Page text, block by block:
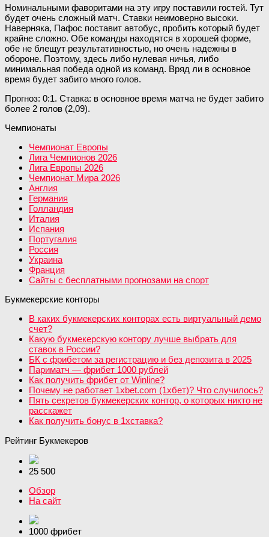
Номинальными фаворитами на эту игру поставили гостей. Тут
будет очень сложный матч. Ставки неимоверно высоки.
Наверняка, Пафос поставит автобус, пробить который будет
крайне сложно. Обе команды находятся в хорошей форме,
обе не блещут результативностью, но очень надежны в
обороне. Поэтому, здесь либо нулевая ничья, либо
минимальная победа одной из команд. Вряд ли в основное
время будет забито много голов.
Прогноз: 0:1. Ставка: в основное время матча не будет забито
более 2 голов (2,09).
Чемпионаты
Чемпионат Европы
Лига Чемпионов 2026
Лига Европы 2026
Чемпионат Мира 2026
Англия
Германия
Голландия
Италия
Испания
Португалия
Россия
Украина
Франция
Сайты с бесплатными прогнозами на спорт
Букмекерские конторы
В каких букмекерских конторах есть виртуальный демо
счет?
Какую букмекерскую контору лучше выбрать для
ставок в России?
БК с фрибетом за регистрацию и без депозита в 2025
Париматч — фрибет 1000 рублей
Как получить фрибет от Winline?
Почему не работает 1xbet.com (1хбет)? Что случилось?
Пять секретов букмекерских контор, о которых никто не
расскажет
Как получить бонус в 1хставка?
Рейтинг Букмекеров
25 500
Обзор
На сайт
1000 фрибет